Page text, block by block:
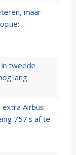
maar
tweede
lang
Airbus
757's af te